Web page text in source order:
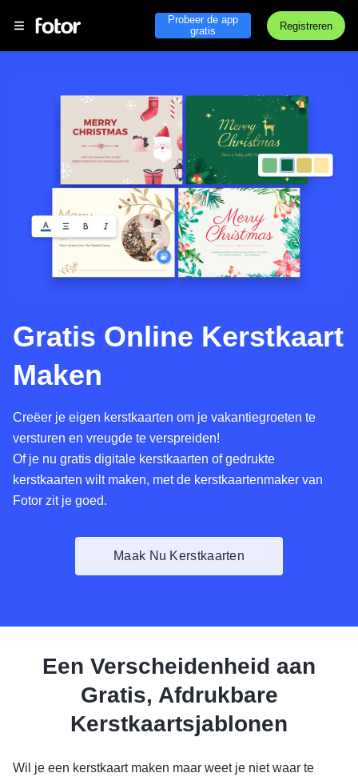
Probeer de app
gratis
Registreren
Gratis Online Kerstkaart
Maken
Creëer je eigen kerstkaarten om je vakantiegroeten te
versturen en vreugde te verspreiden!
Of je nu gratis digitale kerstkaarten of gedrukte
kerstkaarten wilt maken, met de kerstkaartenmaker van
Fotor zit je goed.
Maak Nu Kerstkaarten
Een Verscheidenheid aan
Gratis, Afdrukbare
Kerstkaartsjablonen
Wil je een kerstkaart maken maar weet je niet waar te